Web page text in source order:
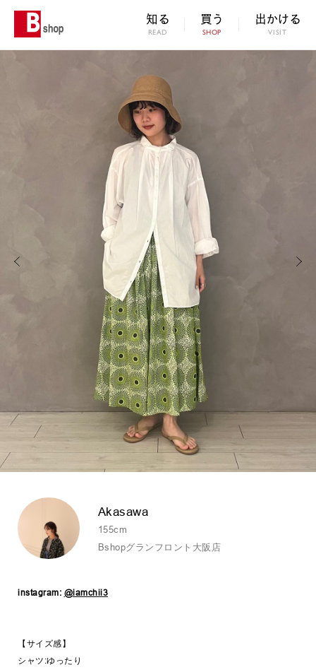
知る
READ
買う
SHOP
出かける
VISIT
Akasawa
155cm
Bshopグランフロント大阪店
instagram: @iamchii3
【サイズ感】
シャツ:ゆったり